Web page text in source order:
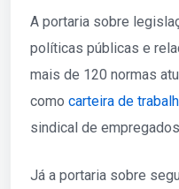
A portaria sobre
políticas públicas e
mais de 120 normas
como carteira de
sindical de
Já a portaria sobre